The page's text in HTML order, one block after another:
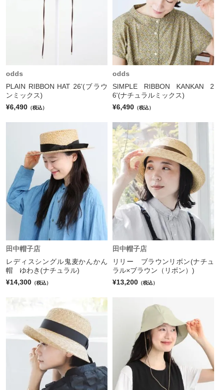
odds
PLAIN RIBBON HAT 26'(ブラウ
ンミックス)
¥6,490 （税込）
odds
SIMPLE RIBBON KANKAN 2
6'(ナチュラルミックス)
¥6,490 （税込）
田中帽子店
レディスシングル鬼麦かんかん
帽 ゆわき(ナチュラル)
¥14,300 （税込）
田中帽子店
リリー ブラウンリボン(ナチュ
ラル×ブラウン（リボン）)
¥13,200 （税込）